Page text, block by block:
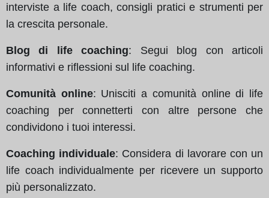
interviste a life coach, consigli pratici e strumenti per
la crescita personale.
Blog di life coaching: Segui blog con articoli
informativi e riflessioni sul life coaching.
Comunità online: Unisciti a comunità online di life
coaching per connetterti con altre persone che
condividono i tuoi interessi.
Coaching individuale: Considera di lavorare con un
life coach individualmente per ricevere un supporto
più personalizzato.